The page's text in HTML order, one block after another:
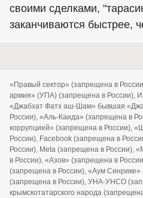
своими сделками,
заканчиваются быстрее,
«Правый сектор» (запрещена в
армия» (УПА) (запрещена в России),
«Джабхат Фатх аш-Шам» бывшая
России), «Аль-Каида» (запрещена в
коррупцией» (запрещена в России),
России), Facebook (запрещена в
России), Meta (запрещена в России),
в России), «Азов» (запрещена в
(запрещена в России), «Аум
(запрещена в России), УНА-УНСО
крымскотатарского народа